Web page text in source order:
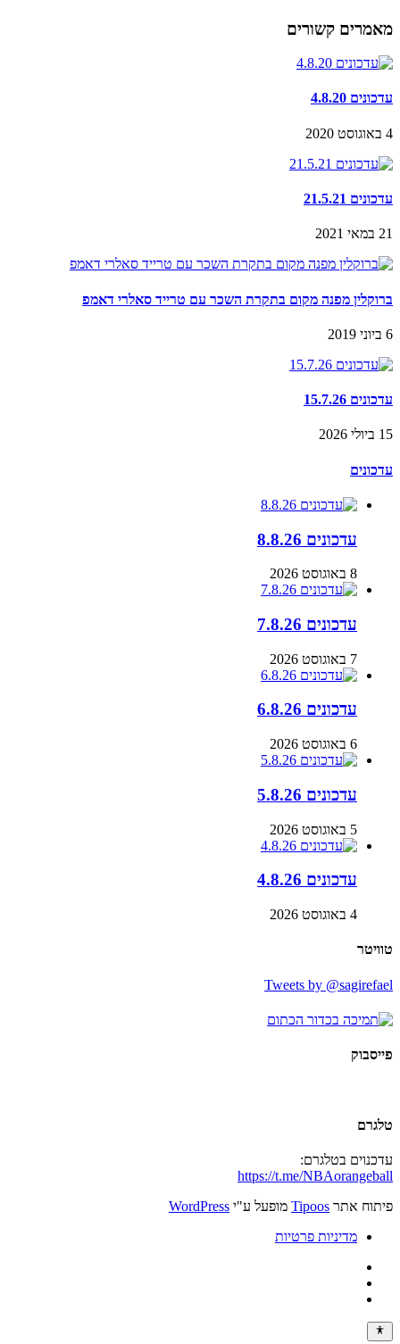
מאמרים קשורים
עדכונים 4.8.20
4 באוגוסט 2020
עדכונים 21.5.21
21 במאי 2021
ברוקלין מפנה מקום בתקרת השכר עם טרייד סאלרי דאמפ
6 ביוני 2019
עדכונים 15.7.26
15 ביולי 2026
עדכונים
עדכונים 8.8.26
8 באוגוסט 2026
עדכונים 7.8.26
7 באוגוסט 2026
עדכונים 6.8.26
6 באוגוסט 2026
עדכונים 5.8.26
5 באוגוסט 2026
עדכונים 4.8.26
4 באוגוסט 2026
טוויטר
Tweets by @sagirefael
פייסבוק
טלגרם
עדכנוים בטלגרם:
https://t.me/NBAorangeball
פיתוח אתר Tipoos מופעל ע"י WordPress
מדיניות פרטיות